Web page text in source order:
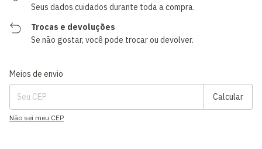
Seus dados cuidados durante toda a compra.
Trocas e devoluções
Se não gostar, você pode trocar ou devolver.
Entregas para o CEP:
Meios de envio
Calcular
Não sei meu CEP